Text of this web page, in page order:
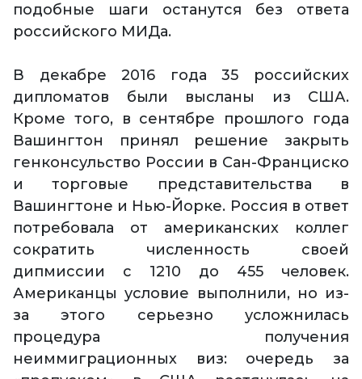
подобные шаги останутся без ответа
российского МИДа.
В декабре 2016 года 35 российских
дипломатов были высланы из США.
Кроме того, в сентябре прошлого года
Вашингтон принял решение закрыть
генконсульство России в Сан-Франциско
и торговые представительства в
Вашингтоне и Нью-Йорке. Россия в ответ
потребовала от американских коллег
сократить численность своей
дипмиссии с 1210 до 455 человек.
Американцы условие выполнили, но из-
за этого серьезно усложнилась
процедура получения
неиммиграционных виз: очередь за